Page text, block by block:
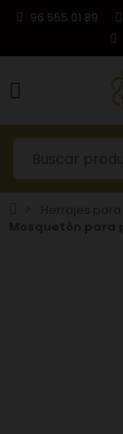
96 555 01 89